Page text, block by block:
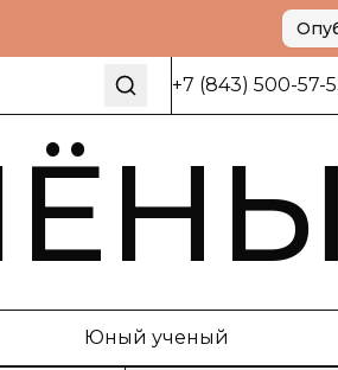
+7 (843) 500-57-
Юный ученый